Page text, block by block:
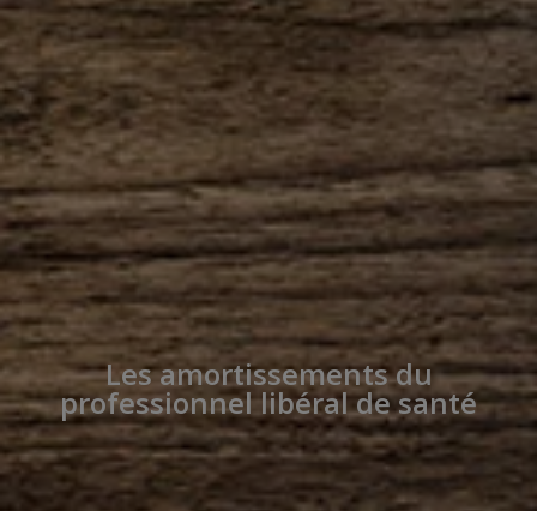
Les amortissements du
professionnel libéral de santé